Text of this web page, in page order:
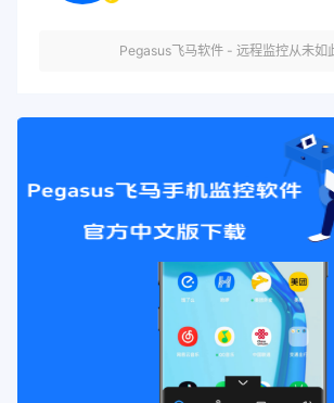
Pegasus飞马软件 - 远程监控从未如